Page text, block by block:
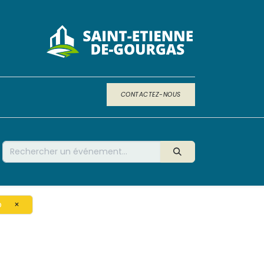
CONTACTEZ-NOUS
×